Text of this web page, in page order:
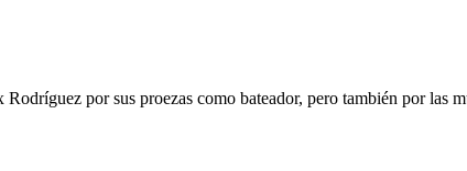
por sus proezas como bateador, pero también por las